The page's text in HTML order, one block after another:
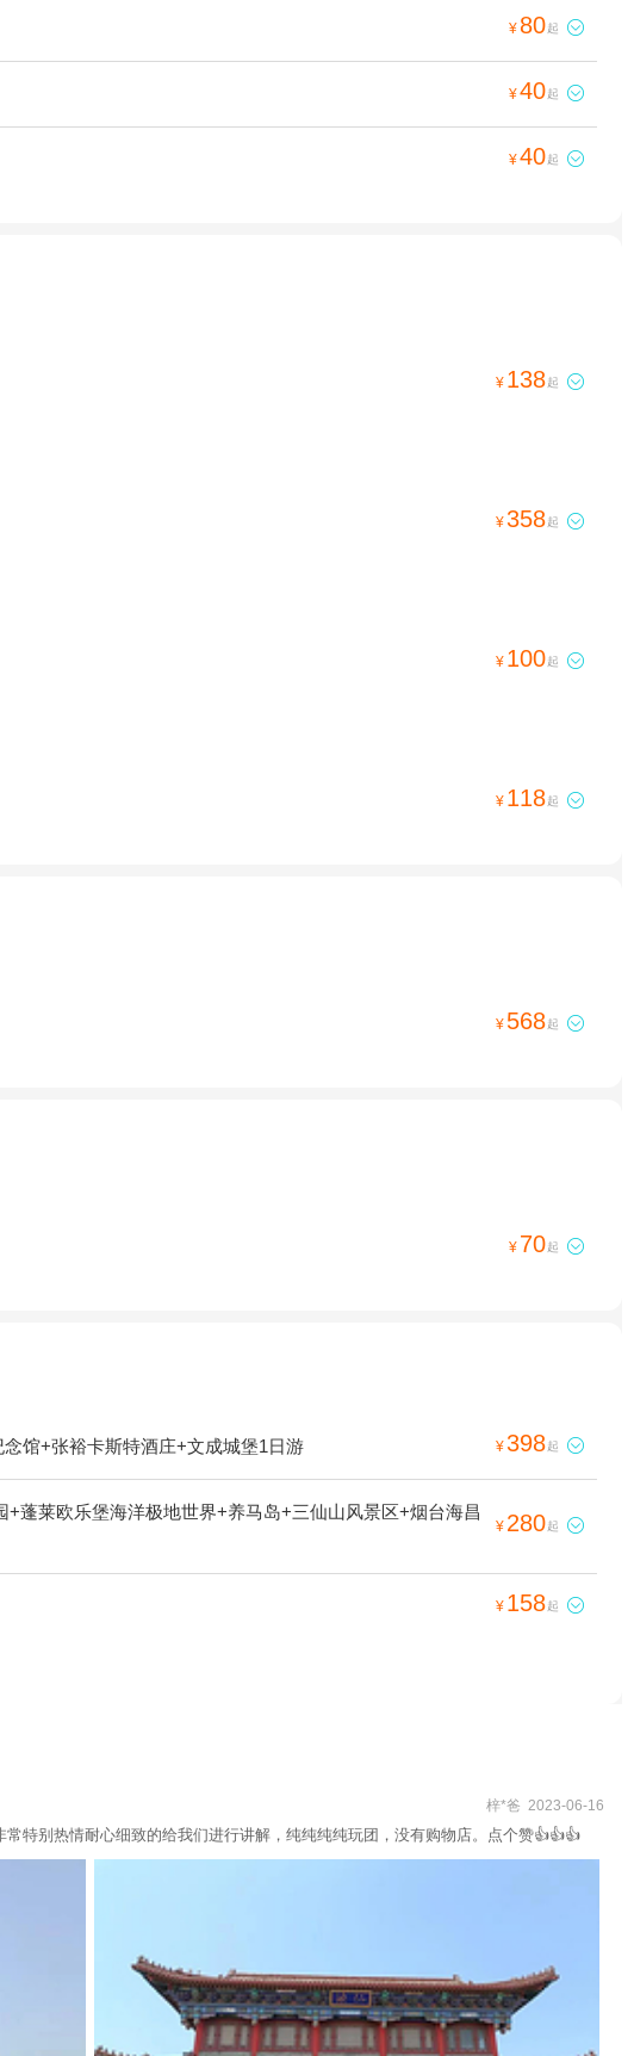
¥ 80起 
¥40起 
¥40起 
¥ 138起 
¥358起 
¥ 100起 
¥ 118起 
¥ 568起 
¥ 70起 
馆+张裕卡斯特酒庄+文成城堡1日游 ¥398起 
蓬莱欧乐堡海洋极地世界+养马岛+三仙山风景区+烟台海昌
¥ 280起 
¥ 158起 
梓*爸 2023-06-16
特别热情耐心细致的给我们进行讲解，纯纯纯纯玩团，没有购物店。点个赞👍👍👍